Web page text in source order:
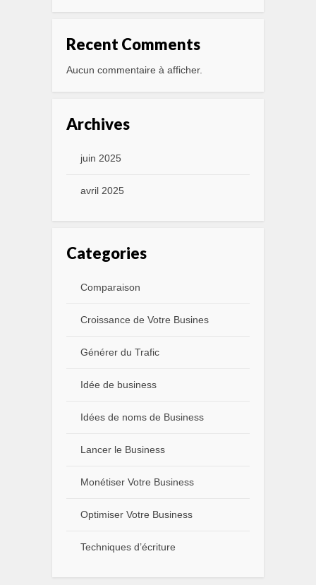
Recent Comments
Aucun commentaire à afficher.
Archives
juin 2025
avril 2025
Categories
Comparaison
Croissance de Votre Busines
Générer du Trafic
Idée de business
Idées de noms de Business
Lancer le Business
Monétiser Votre Business
Optimiser Votre Business
Techniques d’écriture